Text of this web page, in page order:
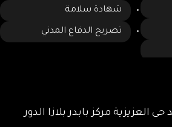
شهادة سلامة
تصريح الدفاع المدني
العزيزية مركز بابدر بلازا الدور